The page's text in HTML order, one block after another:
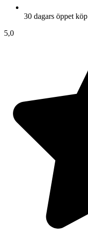
30 dagars öppet köp
5,0